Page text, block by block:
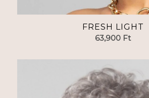
FRESH LIGHT
63,900 Ft